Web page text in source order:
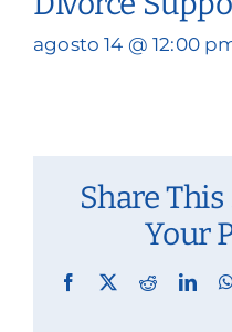
agosto 14 @ 12:00
Share
Your
Facebook
X Reddit